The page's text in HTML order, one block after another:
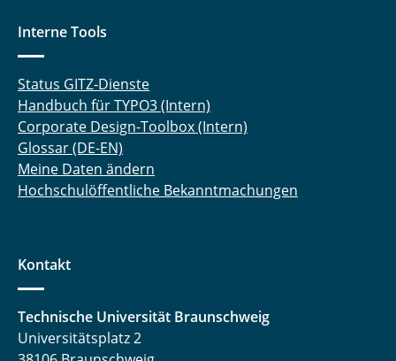
Interne Tools
Status GITZ-Dienste
Handbuch für TYPO3 (Intern)
Corporate Design-Toolbox (Intern)
Glossar (DE-EN)
Meine Daten ändern
Hochschulöffentliche Bekanntmachungen
Kontakt
Technische Universität Braunschweig
Universitätsplatz 2